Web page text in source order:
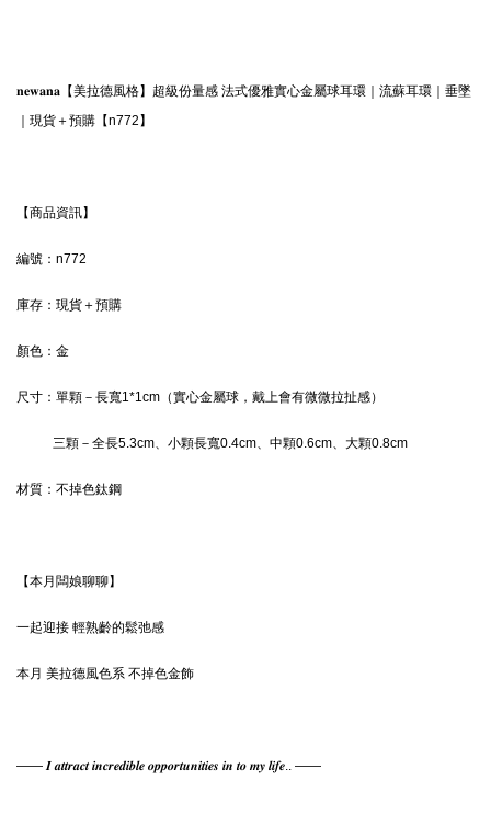
𝐧𝐞𝐰𝐚𝐧𝐚【美拉德風格】超級份量感 法式優雅實心金屬球耳環｜流蘇耳環｜垂墜
｜現貨＋預購【n772】
【商品資訊】
編號：n772
庫存：現貨＋預購
顏色： 金
尺寸：單顆－長寬1*1cm（實心金屬球，戴上會有微微拉扯感）
三顆－全長5.3cm、小顆長寬0.4cm、中顆0.6cm、大顆0.8cm
材質： 不掉色鈦鋼
【本月闆娘聊聊】
一起迎接 輕熟齡的鬆弛感
本月 美拉德風色系 不掉色金飾
—— 𝑰 𝒂𝒕𝒕𝒓𝒂𝒄𝒕 𝒊𝒏𝒄𝒓𝒆𝒅𝒊𝒃𝒍𝒆 𝒐𝒑𝒑𝒐𝒓𝒕𝒖𝒏𝒊𝒕𝒊𝒆𝒔 𝒊𝒏 𝒕𝒐 𝒎𝒚 𝒍𝒊𝒇𝒆.. ——